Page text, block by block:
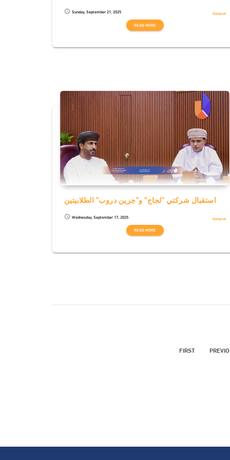
schedule Sunday, September 21, 2025
General
READ MORE
استقبال شركتي "لجاج" و"جرين دروب" الطلابيتين
schedule Wednesday, September 17, 2025
General
READ MORE
FIRST